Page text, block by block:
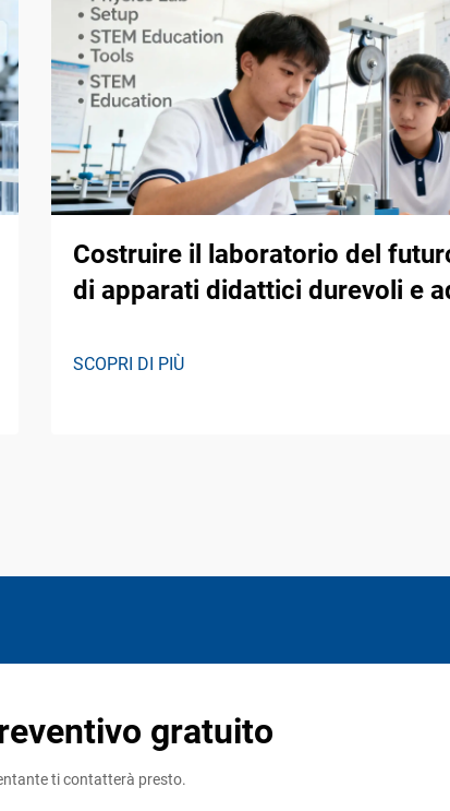
Costruire il laboratorio del
di apparati didattici durevoli e
SCOPRI DI PIÙ
gratuito
ti contatterà presto.